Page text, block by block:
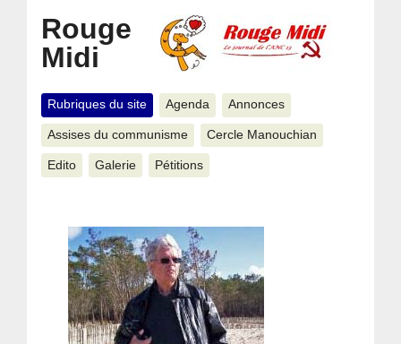
Rouge
Midi
Rubriques du site Agenda Annonces
Assises du communisme Cercle Manouchian
Edito Galerie Pétitions